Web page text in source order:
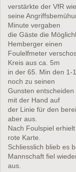
verstärkte der VfR
seine
Minute vergaben
die Gäste die
Hemberger einen
Foulelfmeter
Kreis aus ca. 5m
in der 65. Min den 1-
noch zu seinen
Gunsten
mit der Hand auf
der Linie für den
aber aus.
Nach Foulspiel
rote Karte.
Schliesslich blieb es
Mannschaft fiel
aus.